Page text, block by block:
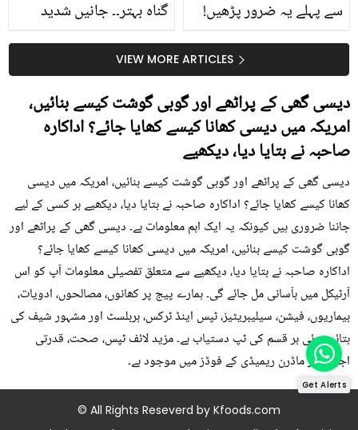
گناہ بہتر۔۔ جانیں شدید
کیوں کھانا چاہیے؟
سے پہلے یہ ضرور پڑھیں!
سستا اور قدرتی حلVIEW MORE ARTICLES
دیسی گھی کے پراٹھے اور گوبی گوشت کیسے بنائیں،
امریکہ میں دیسی کھانا کیسے کھایا جائے؟ اداکارہ
صاحبہ نے بتایا دیا، دیکھیے
دیسی گھی کے پراٹھے اور گوبی گوشت کیسے بنائیں، امریکہ میں دیسی
کھانا کیسے کھایا جائے؟ اداکارہ صاحبہ نے بتایا دیا، دیکھیے ہر کسی کے لیے
جاننا ضروری ہیں کیونکہ یہ ایک اہم معلومات ہے۔ دیسی گھی کے پراٹھے اور
گوبی گوشت کیسے بنائیں، امریکہ میں دیسی کھانا کیسے کھایا جائے؟
اداکارہ صاحبہ نے بتایا دیا، دیکھیے سے متعلق تفصیلی معلومات آپ کو اس
آرٹیکل میں بآسانی مل جائے گی۔ ہمارے پیج پر کھانوں، مصالحوں، ادویات،
بیماریوں، فیشن، سیلیبریٹیز، ٹپس اینڈ ٹرکس، ہربلسٹ اور مشہور شیف کی
بتائی ہوئی ہر قسم کی ٹپ دستیاب ہے۔ مزید لائف ٹپس، صحت، قدرتی
اجزاء اور ماڈرن ریمیڈی کے فوڈز میں موجود ہے۔
© All Rights Reseverd by Kfoods.com
Get Alerts